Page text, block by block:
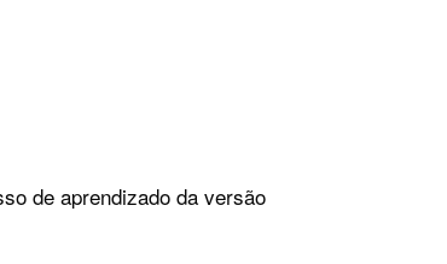
de aprendizado da versão